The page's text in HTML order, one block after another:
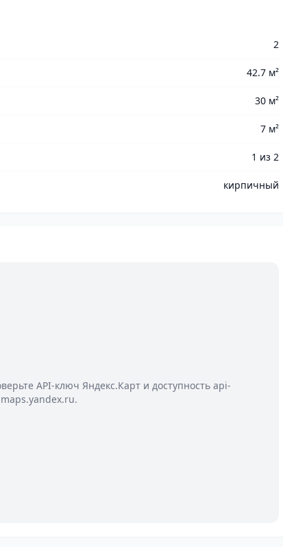
2
42.7 м²
30 м²
7 м²
1 из 2
кирпичный
API-ключ Яндекс.Карт и доступность api-
maps.yandex.ru.